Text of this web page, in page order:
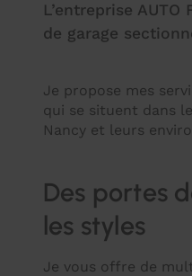
L’entreprise
de garage
Je propose mes
qui se situent dans
Nancy et leurs
Des portes
les styles
Je vous offre de